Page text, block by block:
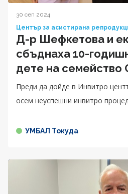
30 сеп 2024
Център за асистирана
Д-р Шефкетова и
сбъднаха 10-
дете на семейство
Преди да дойде в Инвитро
осем неуспешни инвитро
УМБАЛ Токуда